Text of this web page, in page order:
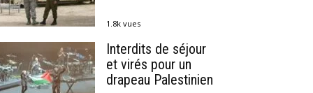
1.8k vues
Interdits de séjour
et virés pour un
drapeau Palestinien